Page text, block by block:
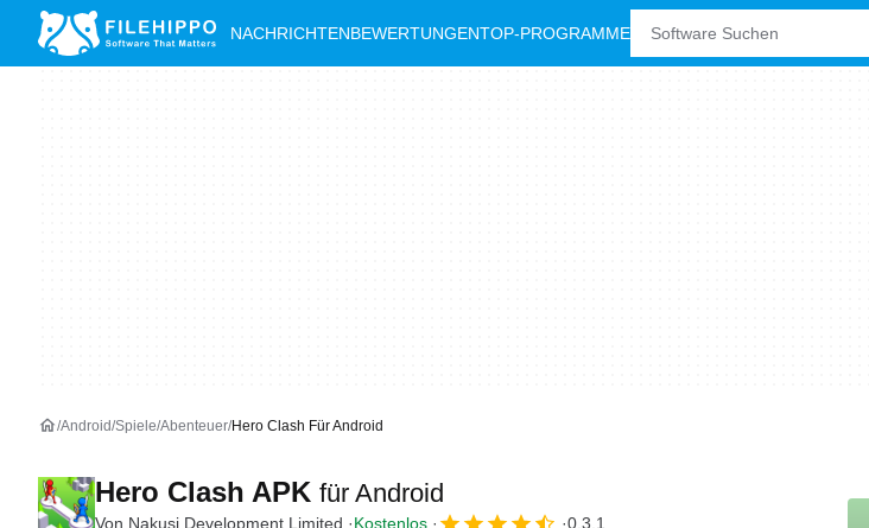
NACHRICHTENBEWERTUNGENTOP-PROGRAMME
Android Spiele Abenteuer Hero Clash Für Android
Hero Clash APK für Android
Von Nakusi Development Limited Kostenlos 0.3.1